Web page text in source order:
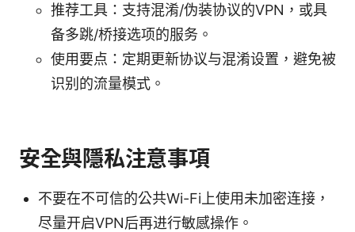
推荐工具：支持混淆/伪装协议的VPN，或具
备多跳/桥接选项的服务。
使用要点：定期更新协议与混淆设置，避免被
识别的流量模式。
安全與隱私注意事項
不要在不可信的公共Wi-Fi上使用未加密连接，
尽量开启VPN后再进行敏感操作。